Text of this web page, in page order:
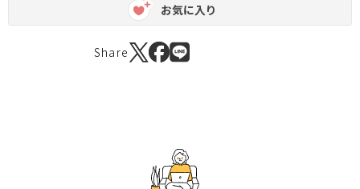
お気に入り
Share